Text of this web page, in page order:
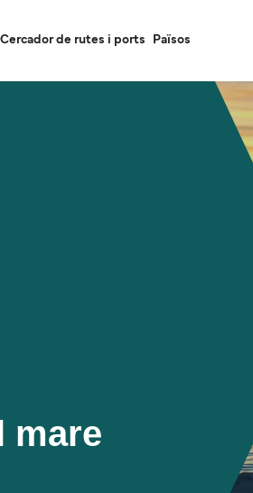
Cercador de rutes i ports Països
mare